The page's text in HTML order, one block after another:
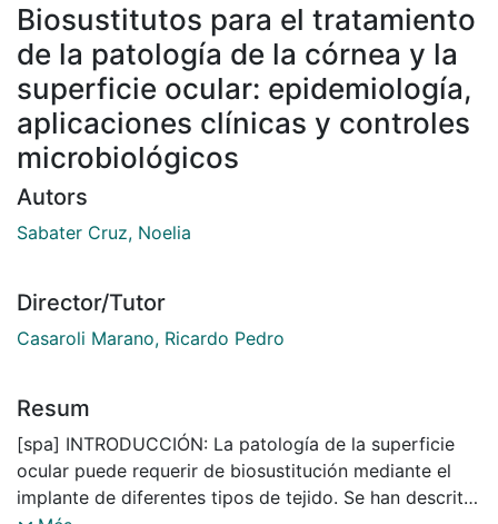
Biosustitutos para el tratamiento
de la patología de la córnea y la
superficie ocular: epidemiología,
aplicaciones clínicas y controles
microbiológicos
Autors
Sabater Cruz, Noelia
Director/Tutor
Casaroli Marano, Ricardo Pedro
Resum
[spa] INTRODUCCIÓN: La patología de la superficie
ocular puede requerir de biosustitución mediante el
implante de diferentes tipos de tejido. Se han descrito